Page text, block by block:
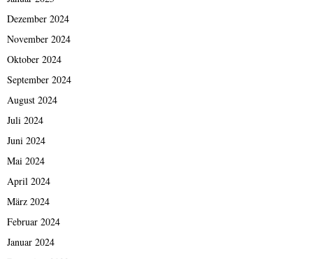
Dezember 2024
November 2024
Oktober 2024
September 2024
August 2024
Juli 2024
Juni 2024
Mai 2024
April 2024
März 2024
Februar 2024
Januar 2024